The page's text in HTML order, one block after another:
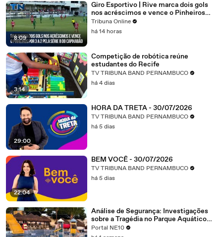
8:09
Giro Esportivo | Rive marca dois gols
nos acréscimos e vence o Pinheiros
por 3 a 2 pela Série B do Capixabão
Tribuna Online
há 14 horas
3:14
Competição de robótica reúne
estudantes do Recife
TV TRIBUNA BAND PERNAMBUCO
há 4 dias
29:00
HORA DA TRETA - 30/07/2026
TV TRIBUNA BAND PERNAMBUCO
há 5 dias
22:04
BEM VOCÊ - 30/07/2026
TV TRIBUNA BAND PERNAMBUCO
há 5 dias
Análise de Segurança: Investigações
sobre a Tragédia no Parque Aquático
em Ouro Preto, Olinda
Portal NE10